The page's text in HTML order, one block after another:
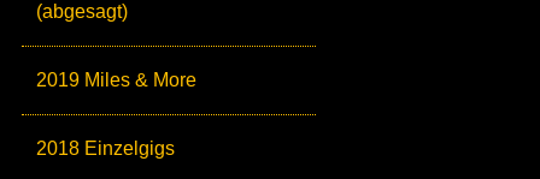
(abgesagt)
2019 Miles & More
2018 Einzelgigs